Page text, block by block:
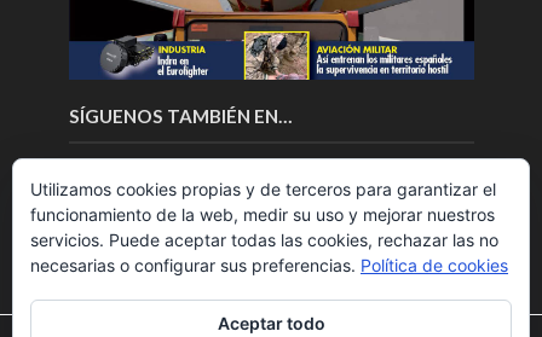
SÍGUENOS TAMBIÉN EN…
Utilizamos cookies propias y de terceros para garantizar el
funcionamiento de la web, medir su uso y mejorar nuestros
servicios. Puede aceptar todas las cookies, rechazar las no
necesarias o configurar sus preferencias. Política de cookies
Aceptar todo